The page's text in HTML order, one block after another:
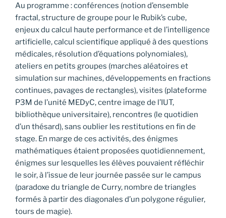
Au programme : conférences (notion d’ensemble
fractal, structure de groupe pour le Rubik’s cube,
enjeux du calcul haute performance et de l’intelligence
artificielle, calcul scientifique appliqué à des questions
médicales, résolution d’équations polynomiales),
ateliers en petits groupes (marches aléatoires et
simulation sur machines, développements en fractions
continues, pavages de rectangles), visites (plateforme
P3M de l’unité MEDyC, centre image de l’IUT,
bibliothèque universitaire), rencontres (le quotidien
d’un thésard), sans oublier les restitutions en fin de
stage. En marge de ces activités, des énigmes
mathématiques étaient proposées quotidiennement,
énigmes sur lesquelles les élèves pouvaient réfléchir
le soir, à l’issue de leur journée passée sur le campus
(paradoxe du triangle de Curry, nombre de triangles
formés à partir des diagonales d’un polygone régulier,
tours de magie).